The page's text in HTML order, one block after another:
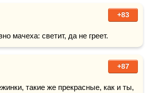
+83
мачеха: светит, да не греет.
+87
такие же прекрасные, как и ты,